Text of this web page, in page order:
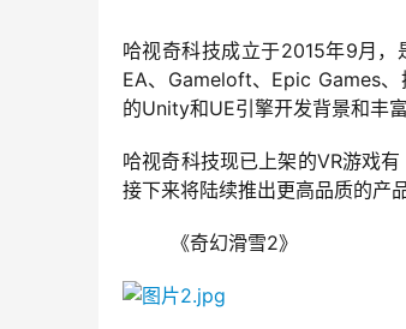
哈视奇科技成立于2015年9月，
EA、Gameloft、Epic Games
的Unity和UE引擎开发背景和丰
哈视奇科技现已上架的VR游戏
接下来将陆续推出更高品质的产品
《奇幻滑雪2》